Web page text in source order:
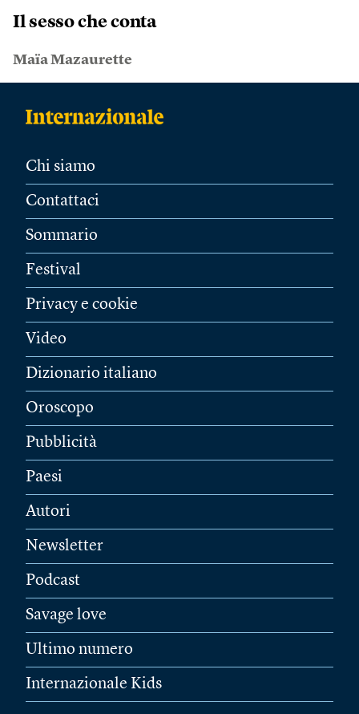
Il sesso che conta
Maïa Mazaurette
Chi siamo
Contattaci
Sommario
Festival
Privacy e cookie
Video
Dizionario italiano
Oroscopo
Pubblicità
Paesi
Autori
Newsletter
Podcast
Savage love
Ultimo numero
Internazionale Kids